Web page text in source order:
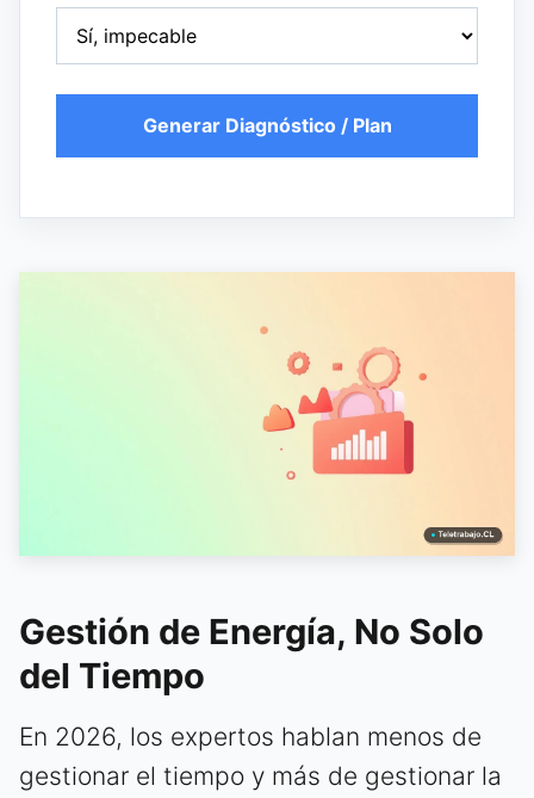
Generar Diagnóstico / Plan
Gestión de Energía, No Solo
del Tiempo
En 2026, los expertos hablan menos de
gestionar el tiempo y más de gestionar la